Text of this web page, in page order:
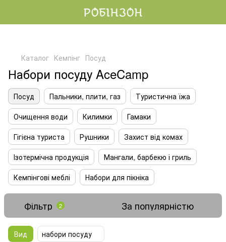
Каталог Кемпінг Посуд
Набори посуду AceCamp
Посуд Пальники, плити, газ
Туристична їжа
Очищення води
Килимки
Гамаки
Гігієна туриста
Рушники
Захист від комах
Ізотермічна продукція
Мангали, барбекю і гриль
Кемпінгові меблі
Набори для пікніка
Фільтр 2 За популярністю
Вид
набори посуду